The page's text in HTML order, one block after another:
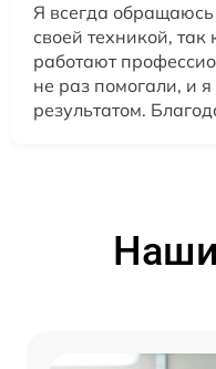
Я всегда обращаюсь
своей техникой, так
работают
не раз помогали, и
результатом.